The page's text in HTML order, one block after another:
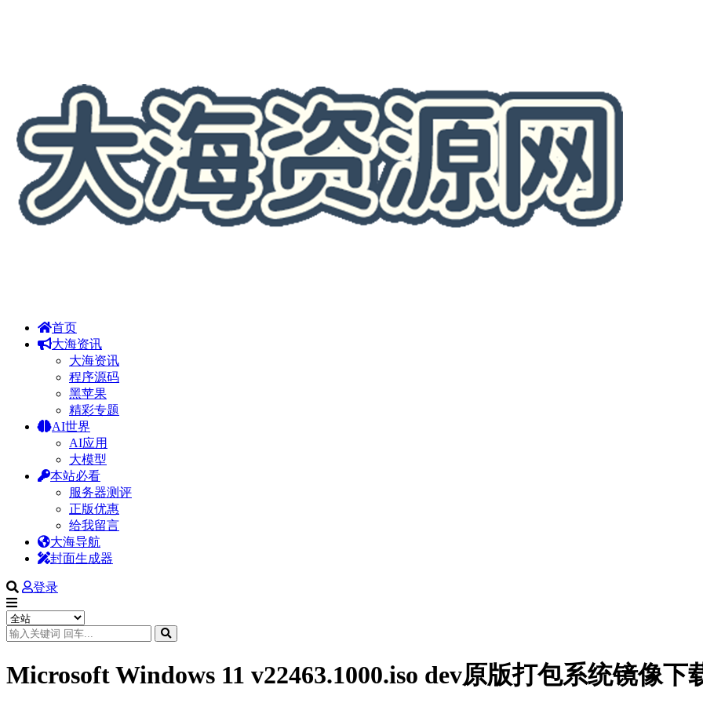
首页
大海资讯
大海资讯
程序源码
黑苹果
精彩专题
AI世界
AI应用
大模型
本站必看
服务器测评
正版优惠
给我留言
大海导航
封面生成器
登录
Microsoft Windows 11 v22463.1000.iso dev原版打包系统镜像下